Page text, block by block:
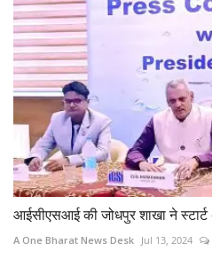
आईसीएसआई की जोधपुर शाखा ने
A One Bharat News Desk Jul 13, 2024